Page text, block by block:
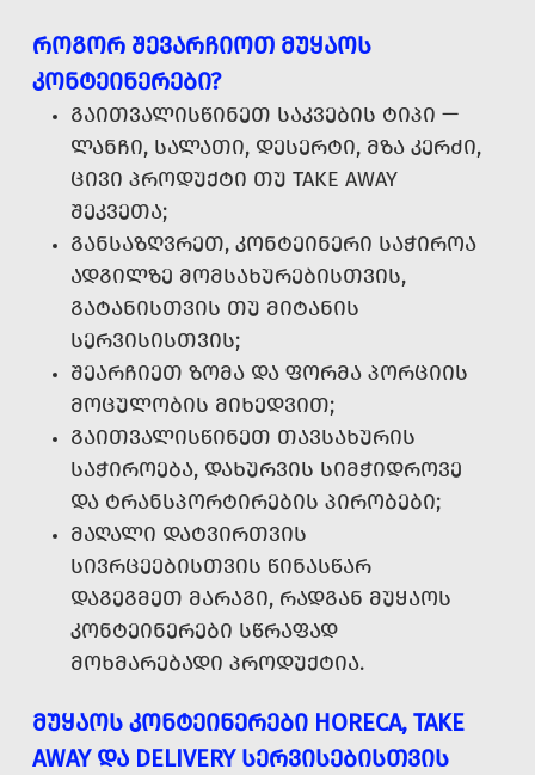
ᲠᲝᲒᲝᲠ ᲨᲔᲕᲐᲠᲩᲘᲝᲗ ᲛᲣᲧᲐᲝᲡ
ᲙᲝᲜᲢᲔᲘᲜᲔᲠᲔᲑᲘ?
ᲒᲐᲘᲗᲕᲐᲚᲘᲡᲬᲘᲜᲔᲗ ᲡᲐᲙᲕᲔᲑᲘᲡ ᲢᲘᲞᲘ —
ᲚᲐᲜᲩᲘ, ᲡᲐᲚᲐᲗᲘ, ᲓᲔᲡᲔᲠᲢᲘ, ᲛᲖᲐ ᲙᲔᲠᲫᲘ,
ᲪᲘᲕᲘ ᲞᲠᲝᲓᲣᲥᲢᲘ ᲗᲣ TAKE AWAY
ᲨᲔᲙᲕᲔᲗᲐ;
ᲒᲐᲜᲡᲐᲖᲦᲕᲠᲔᲗ, ᲙᲝᲜᲢᲔᲘᲜᲔᲠᲘ ᲡᲐᲭᲘᲠᲝᲐ
ᲐᲓᲒᲘᲚᲖᲔ ᲛᲝᲛᲡᲐᲮᲣᲠᲔᲑᲘᲡᲗᲕᲘᲡ,
ᲒᲐᲢᲐᲜᲘᲡᲗᲕᲘᲡ ᲗᲣ ᲛᲘᲢᲐᲜᲘᲡ
ᲡᲔᲠᲕᲘᲡᲘᲡᲗᲕᲘᲡ;
ᲨᲔᲐᲠᲩᲘᲔᲗ ᲖᲝᲛᲐ ᲓᲐ ᲤᲝᲠᲛᲐ ᲞᲝᲠᲪᲘᲘᲡ
ᲛᲝᲪᲣᲚᲝᲑᲘᲡ ᲛᲘᲮᲔᲓᲕᲘᲗ;
ᲒᲐᲘᲗᲕᲐᲚᲘᲡᲬᲘᲜᲔᲗ ᲗᲐᲕᲡᲐᲮᲣᲠᲘᲡ
ᲡᲐᲭᲘᲠᲝᲔᲑᲐ, ᲓᲐᲮᲣᲠᲕᲘᲡ ᲡᲘᲛᲭᲘᲓᲠᲝᲕᲔ
ᲓᲐ ᲢᲠᲐᲜᲡᲞᲝᲠᲢᲘᲠᲔᲑᲘᲡ ᲞᲘᲠᲝᲑᲔᲑᲘ;
ᲛᲐᲦᲐᲚᲘ ᲓᲐᲢᲕᲘᲠᲗᲕᲘᲡ
ᲡᲘᲕᲠᲪᲔᲔᲑᲘᲡᲗᲕᲘᲡ ᲬᲘᲜᲐᲡᲬᲐᲠ
ᲓᲐᲒᲔᲒᲛᲔᲗ ᲛᲐᲠᲐᲒᲘ, ᲠᲐᲓᲒᲐᲜ ᲛᲣᲧᲐᲝᲡ
ᲙᲝᲜᲢᲔᲘᲜᲔᲠᲔᲑᲘ ᲡᲬᲠᲐᲤᲐᲓ
ᲛᲝᲮᲛᲐᲠᲔᲑᲐᲓᲘ ᲞᲠᲝᲓᲣᲥᲢᲘᲐ.
ᲛᲣᲧᲐᲝᲡ ᲙᲝᲜᲢᲔᲘᲜᲔᲠᲔᲑᲘ HORECA, TAKE
AWAY ᲓᲐ DELIVERY ᲡᲔᲠᲕᲘᲡᲔᲑᲘᲡᲗᲕᲘᲡ